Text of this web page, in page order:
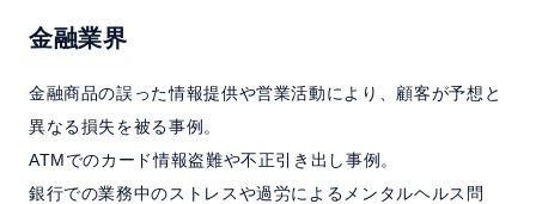
金融業界
金融商品の誤った情報提供や営業活動により、顧客が予想と
異なる損失を被る事例。
ATMでのカード情報盗難や不正引き出し事例。
銀行での業務中のストレスや過労によるメンタルヘルス問